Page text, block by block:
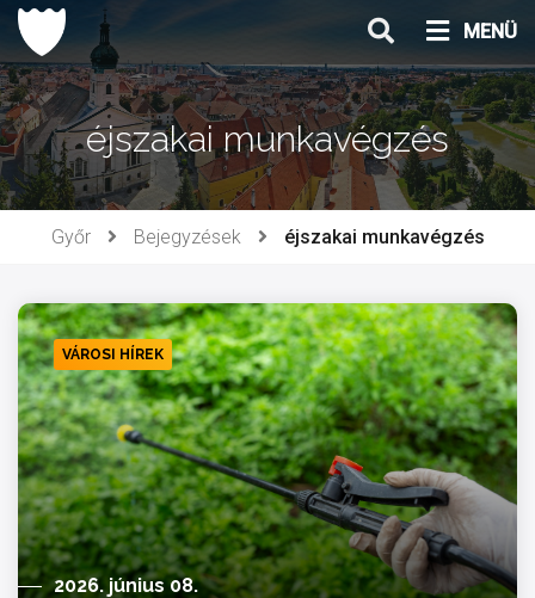
Ugrás
tartalomhoz
MENÜ
éjszakai munkavégzés
Győr Bejegyzések éjszakai munkavégzés
VÁROSI HÍREK
2026. június 08.